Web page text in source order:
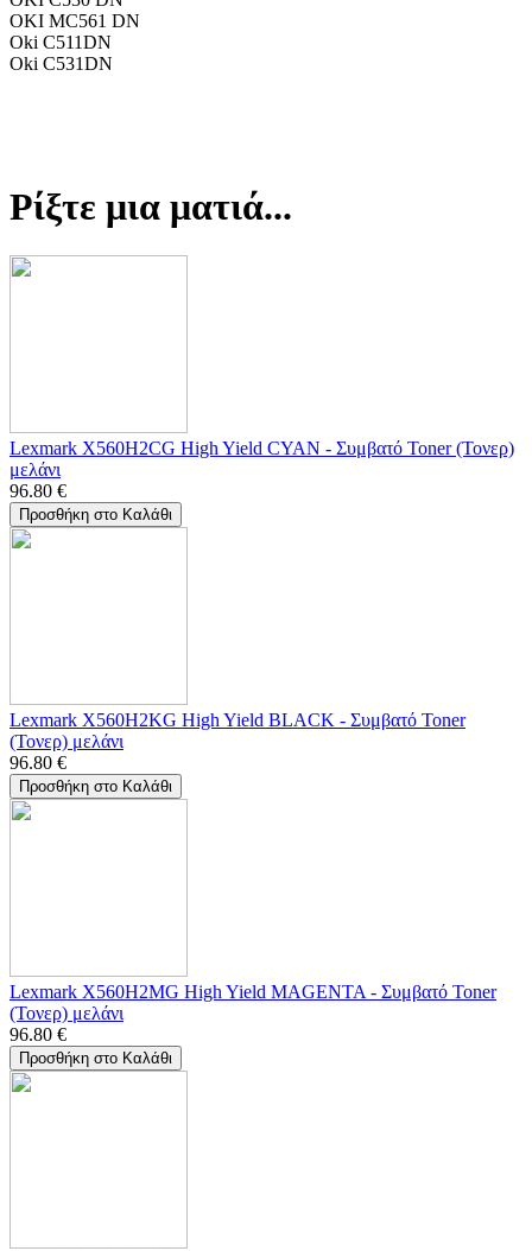
OKI MC561 DN
Oki C511DN
Oki C531DN
Ρίξτε μια ματιά...
Lexmark X560H2CG High Yield CYAN - Συμβατό Toner (Τονερ)
μελάνι
96.80 €
Προσθήκη στο Καλάθι
Lexmark X560H2KG High Yield BLACK - Συμβατό Toner
(Τονερ) μελάνι
96.80 €
Προσθήκη στο Καλάθι
Lexmark X560H2MG High Yield MAGENTA - Συμβατό Toner
(Τονερ) μελάνι
96.80 €
Προσθήκη στο Καλάθι